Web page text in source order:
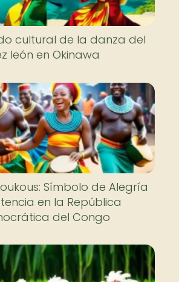
cultural de la danza del
león en Okinawa
Símbolo de Alegría
en la República
del Congo